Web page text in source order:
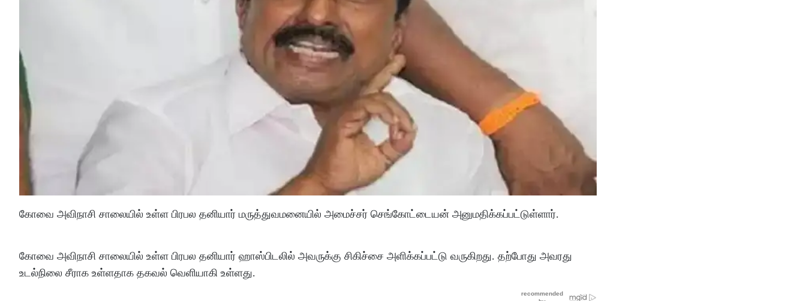
கோவை அவிநாசி சாலையில் உள்ள பிரபல தனியார் மருத்துவமனையில் அமைச்சர் செங்கோட்டையன் அனுமதிக்கப்பட்டுள்ளார்.
கோவை அவிநாசி சாலையில் உள்ள பிரபல தனியார் ஹாஸ்பிடலில் அவருக்கு சிகிச்சை அளிக்கப்பட்டு வருகிறது. தற்போது அவரது
உடல்நிலை சீராக உள்ளதாக தகவல் வெளியாகி உள்ளது.